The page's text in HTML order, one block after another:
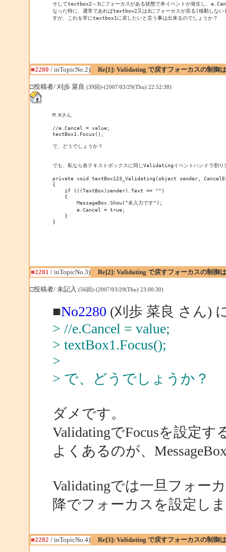
そしてtextbox2～3にフォーカスがある状態で本イベントが発生し、
なった時に、通常であればtextbox2又は3にフォーカスが戻る(移動しない
■2280 / inTopicNo.2) Re[1]: Validating で戻すフォーカスの制御
□投稿者/ 刈歩 菜良 (39回)-(2007/03/29(Thu) 22:52:38)
M.Kさん
//e.Cancel = value;
textBox1.Focus();
で、どうでしょうか？
でも、私なら各テキストボックスに同じValidatingイベントハンドラ割り
private void textBox123_Validating(object sender,
{
    if (((TextBox)sender).Text == "")
    {
        MessageBox.Show("未入力です");
        e.Cancel = true;
    }
}
■2281 / inTopicNo.3) Re[2]: Validating で戻すフォーカスの制御
□投稿者/ 未記入 (56回)-(2007/03/29(Thu) 23:00:30)
■No2280 (刈歩 菜良 さん)
> //e.Cancel = value;
> textBox1.Focus();
>
> で、どうでしょうか？
ダメです。
ValidatingでFocusを設定
よくあるのが、
Validatingでは一旦フォー
降でフォーカスを設定し
■2282 / inTopicNo.4) Re[3]: Validating で戻すフォーカスの制御